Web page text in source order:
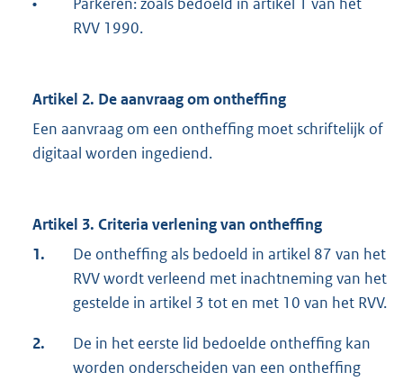
RVV 1990.
Artikel 2. De aanvraag om ontheffing
Een aanvraag om een ontheffing moet schriftelijk of
digitaal worden ingediend.
Artikel 3. Criteria verlening van ontheffing
1.
De ontheffing als bedoeld in artikel 87 van het
RVV wordt verleend met inachtneming van het
gestelde in artikel 3 tot en met 10 van het RVV.
2.
De in het eerste lid bedoelde ontheffing kan
worden onderscheiden van een ontheffing